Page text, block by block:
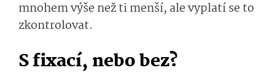
mnohem výše než ti menší, ale vyplatí se to
zkontrolovat.
S fixací, nebo bez?